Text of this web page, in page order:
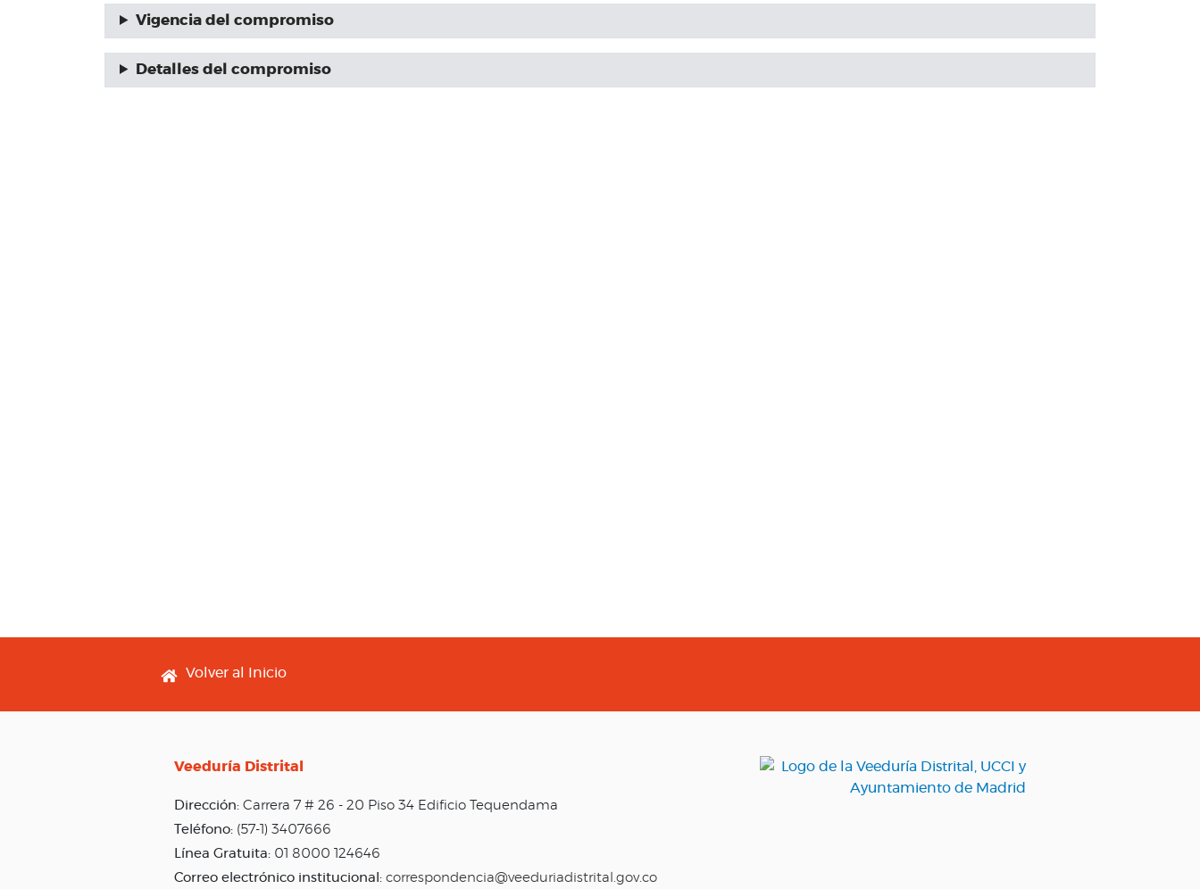
Vigencia del compromiso
Detalles del compromiso
Footer menu
Volver al Inicio
Veeduría Distrital
Dirección: Carrera 7 # 26 - 20 Piso 34 Edificio Tequendama
Teléfono: (57-1) 3407666
Línea Gratuita: 01 8000 124646
Correo electrónico institucional: correspondencia@veeduriadistrital.gov.co